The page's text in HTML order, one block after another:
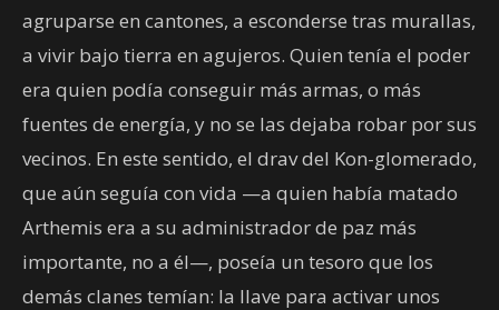
agruparse en cantones, a esconderse tras murallas,
a vivir bajo tierra en agujeros. Quien tenía el poder
era quien podía conseguir más armas, o más
fuentes de energía, y no se las dejaba robar por sus
vecinos. En este sentido, el drav del Kon-glomerado,
que aún seguía con vida —a quien había matado
Arthemis era a su administrador de paz más
importante, no a él—, poseía un tesoro que los
demás clanes temían: la llave para activar unos